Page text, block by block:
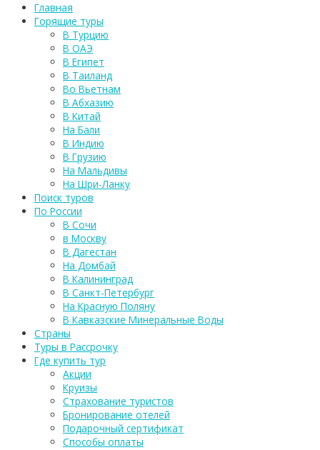
Главная
Горящие туры
В Турцию
В ОАЭ
В Египет
В Таиланд
Во Вьетнам
В Абхазию
В Китай
На Бали
В Индию
В Грузию
На Мальдивы
На Шри-Ланку
Поиск туров
По России
В Сочи
в Москву
В Дагестан
На Домбай
В Калининград
В Санкт-Петербург
На Красную Поляну
В Кавказские Минеральные Воды
Страны
Туры в Рассрочку
Где купить тур
Акции
Круизы
Страхование туристов
Бронирование отелей
Подарочный сертификат
Способы оплаты